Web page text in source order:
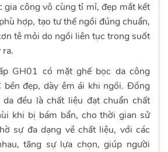
gia công vô cùng tỉ mỉ, đẹp mắt kết
hợp, tạo tư thế ngồi đúng chuẩn,
tê mỏi do ngồi liên tục trong suốt
GH01 có mặt ghế bọc da công
bền đẹp, dày êm ái khi ngồi. Đồng
đều là chất liệu đạt chuẩn chất
khi bị bám bẩn, cho thời gian sử
sự đa dạng về chất liệu, với các
tăng sự lựa chọn, giúp người